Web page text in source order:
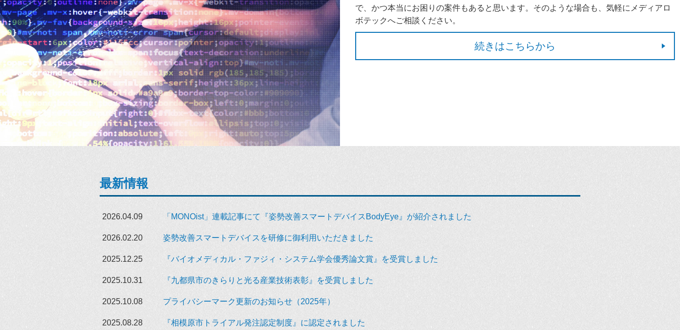
で、かつ本当にお困りの案件もあると思います。そのような場合も、気軽にメディアロ
ボテックへご相談ください。
続きはこちらから
最新情報
2026.04.09 「MONOist」連載記事にて『姿勢改善スマートデバイスBodyEye』が紹介されました
2026.02.20 姿勢改善スマートデバイスを研修に御利用いただきました
2025.12.25 『バイオメディカル・ファジィ・システム学会優秀論文賞』を受賞しました
2025.10.31 『九都県市のきらりと光る産業技術表彰』を受賞しました
2025.10.08 プライバシーマーク更新のお知らせ（2025年）
2025.08.28 『相模原市トライアル発注認定制度』に認定されました